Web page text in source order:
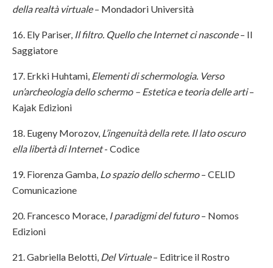
della realtà virtuale– Mondadori Università
16. Ely Pariser, Il filtro. Quello che Internet ci nasconde– Il
Saggiatore
17. Erkki Huhtami, Elementi di schermologia. Verso
un’archeologia dello schermo – Estetica e teoria delle arti–
Kajak Edizioni
18. Eugeny Morozov, L’ingenuità della rete. Il lato oscuro
ella libertà di Internet- Codice
19. Fiorenza Gamba, Lo spazio dello schermo– CELID
Comunicazione
20. Francesco Morace, I paradigmi del futuro– Nomos
Edizioni
21. Gabriella Belotti, Del Virtuale– Editrice il Rostro